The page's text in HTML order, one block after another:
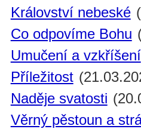
Království nebeské
Co odpovíme Bohu
Umučení a vzkříšení
Příležitost
Naděje svatosti
Věrný pěstoun a